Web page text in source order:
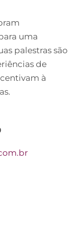
uma
palestras são
de
à